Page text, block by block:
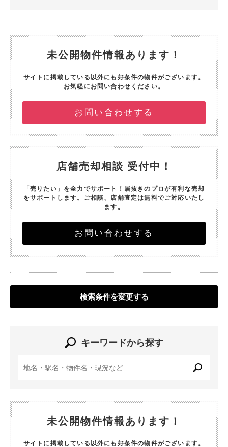
未公開物件情報あります！
サイトに掲載している以外にも好条件の物件がございます。
お気軽にお問い合わせください。
お問い合わせする
店舗売却相談 受付中！
「売りたい」を全力でサポート！ 居抜きのプロが有利な売却
をサポートします。 ご相談、店舗査定は無料でご対応いたし
ます。
お問い合わせする
検索条件を変更する
キーワードから探す
未公開物件情報あります！
サイトに掲載している以外にも好条件の物件がございます。